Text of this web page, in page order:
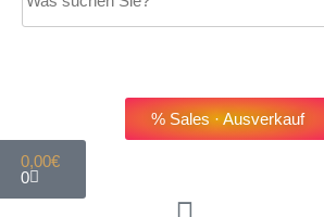
% Sales · Ausverkauf
0,00€
0